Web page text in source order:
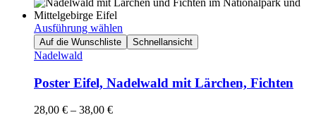
Ausführung wählen
Auf die Wunschliste Schnellansicht
Nadelwald
Poster Eifel, Nadelwald mit Lärchen, Fichten
28,00 € – 38,00 €